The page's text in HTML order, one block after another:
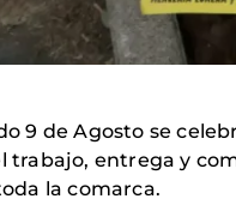
9 de Agosto se
trabajo, entrega y
la comarca.